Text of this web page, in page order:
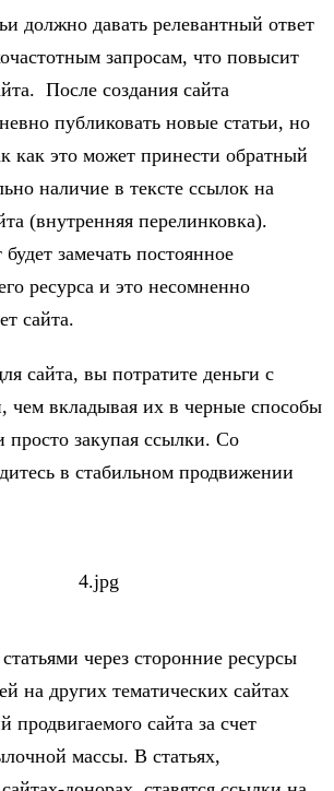
должно давать релевантный ответ
запросам, что повысит
После создания сайта
публиковать новые статьи, но
как это может принести обратный
наличие в тексте ссылок на
(внутренняя перелинковка).
замечать постоянное
ресурса и это несомненно
сайта.
сайта, вы потратите деньги с
чем вкладывая их в черные способы
просто закупая ссылки. Со
в стабильном продвижении
через сторонние ресурсы
на других тематических сайтах
продвигаемого сайта за счет
массы. В статьях,